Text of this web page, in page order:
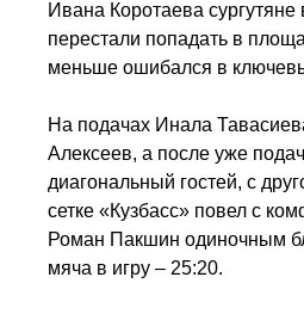
Ивана Коротаева
перестали попадать в
меньше ошибался в
На подачах Инала
Алексеев, а после уже
диагональный гостей, с
сетке «Кузбасс» повел с
Роман Пакшин одиночным
мяча в игру – 25:20.